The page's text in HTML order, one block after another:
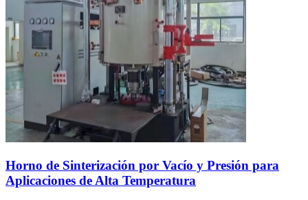
Horno de Sinterización por Vacío y Presión para
Aplicaciones de Alta Temperatura